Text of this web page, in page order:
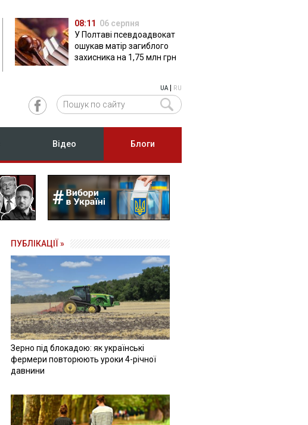
08:11 06 серпня
У Полтаві псевдоадвокат
ошукав матір загиблого
захисника на 1,75 млн грн
UA| RU
Відео Блоги
ПУБЛІКАЦІЇ »
Зерно під блокадою: як українські
фермери повторюють уроки 4-річної
давнини